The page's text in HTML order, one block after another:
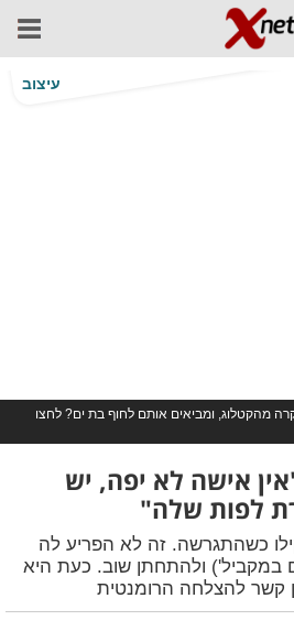
עיצוב
מהקטלוג, ומביאים אותם לחוף בת ים? לחצו
אישה לא יפה, יש
לפות שלה"
בנדל שקלה 130 קילו כשהתגרשה. זה לא הפריע לה
לי 3 מאהבים במקביל') ולהתחתן שוב. כעת היא
קשר להצלחה הרומנטית